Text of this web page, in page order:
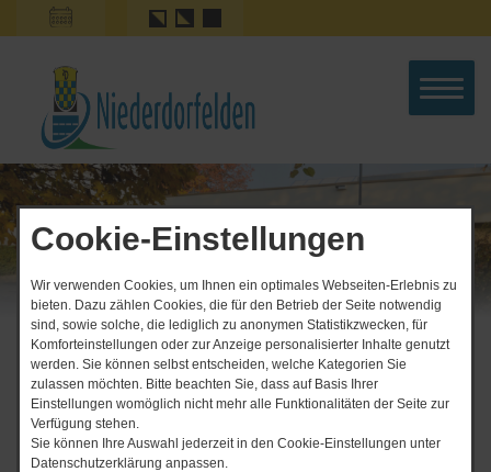
Cookie-Einstellungen
Wir verwenden Cookies, um Ihnen ein optimales Webseiten-Erlebnis zu
bieten. Dazu zählen Cookies, die für den Betrieb der Seite notwendig
sind, sowie solche, die lediglich zu anonymen Statistikzwecken, für
Komforteinstellungen oder zur Anzeige personalisierter Inhalte genutzt
werden. Sie können selbst entscheiden, welche Kategorien Sie
zulassen möchten. Bitte beachten Sie, dass auf Basis Ihrer
Einstellungen womöglich nicht mehr alle Funktionalitäten der Seite zur
Verfügung stehen.
Sie können Ihre Auswahl jederzeit in den Cookie-Einstellungen unter
Datenschutzerklärung anpassen.
Start
Wunderbare Kinder liebevoll begleiten
News-Ticker
03.​08.​2026 Kleine Änderung der Sommerferien-
Schließzeit der Kinder- und Jugendbücherei